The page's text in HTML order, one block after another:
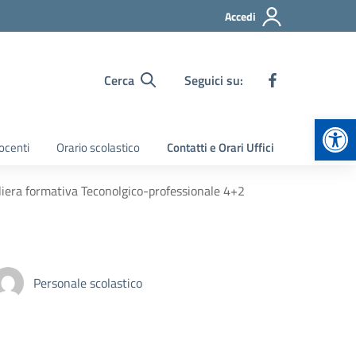
Accedi
Cerca Seguici su:
Orario scolastico Contatti e Orari Uffici
formativa Teconolgico-professionale 4+2
Personale scolastico